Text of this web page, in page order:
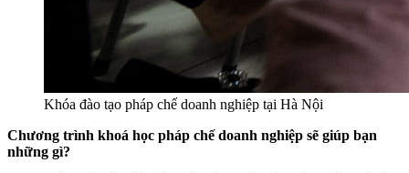
Khóa đào tạo pháp chế doanh nghiệp tại Hà Nội
Chương trình khoá học pháp chế doanh nghiệp sẽ giúp bạn
những gì?